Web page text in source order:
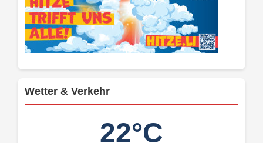
Wetter & Verkehr
22°C